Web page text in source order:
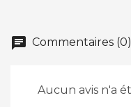
chat Commentaires (0)
Aucun avis n'a